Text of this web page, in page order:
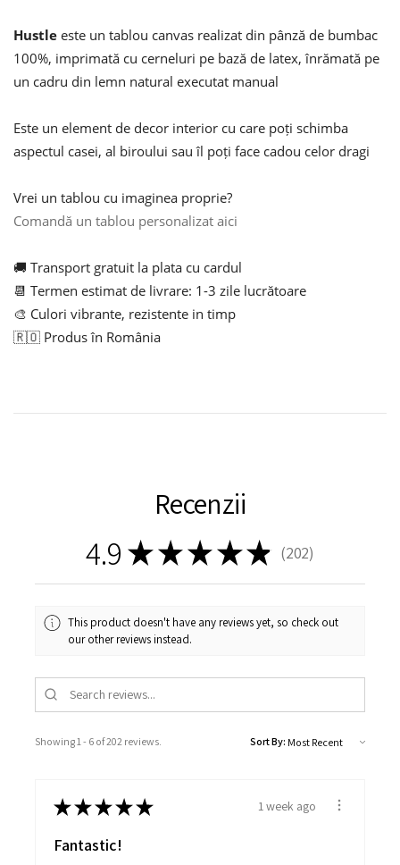
Hustle este un tablou canvas realizat din pânză de bumbac
100%, imprimată cu cerneluri pe bază de latex, înrămată pe
un cadru din lemn natural executat manual
Este un element de decor interior cu care poți schimba
aspectul casei, al biroului sau îl poți face cadou celor dragi
Vrei un tablou cu imaginea proprie?
Comandă un tablou personalizat aici
🚚 Transport gratuit la plata cu cardul
📆 Termen estimat de livrare: 1-3 zile lucrătoare
🎨 Culori vibrante, rezistente in timp
🇷🇴 Produs în România
Recenzii
4.9 ★ ★ ★★★ 202
202
This product doesn't have any reviews yet, so check out
our other reviews instead.
Showing 1 - 6 of 202 reviews. Sort By:
★★★★★ 1 week ago
Fantastic!